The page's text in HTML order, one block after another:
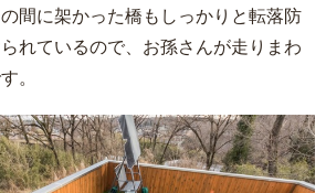
間に架かった橋もしっかりと転落防
れているので、お孫さんが走りまわ
。